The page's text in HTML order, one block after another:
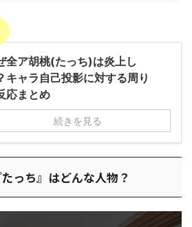
全ア胡桃(たっち)は炎上し
キャラ自己投影に対する周り
応まとめ
続きを見る
っち』はどんな人物？